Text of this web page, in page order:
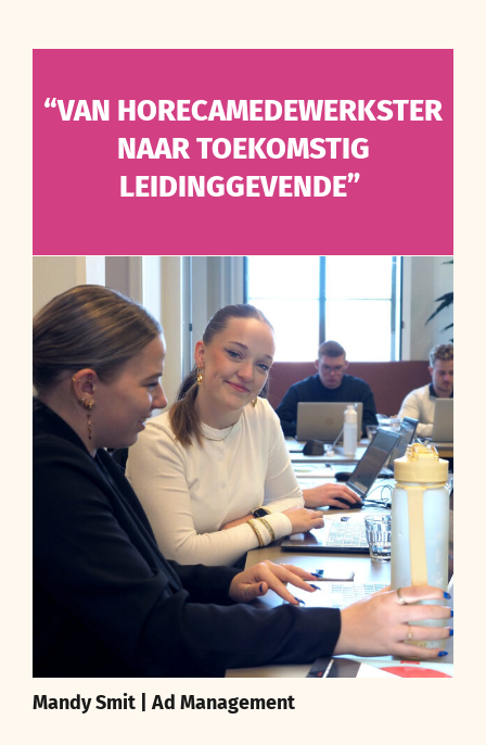
“VAN HORECAMEDEWERKSTER
NAAR TOEKOMSTIG
LEIDINGGEVENDE”
Mandy Smit | Ad Management